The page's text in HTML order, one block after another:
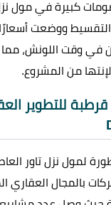
كبيرة في مول
ووضعت أسعارًا
في وقت اللونش، مما
من المشروع.
لمول نزل تاور
بالمجال العقاري